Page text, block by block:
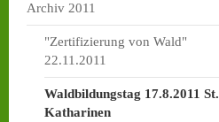
Archiv 2011
"Zertifizierung von Wald"
22.11.2011
Waldbildungstag 17.8.2011 St.
Katharinen